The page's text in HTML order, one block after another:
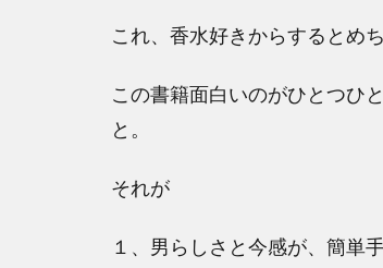
これ、香水好きからするとめ
この書籍面白いのがひとつひ
と。
それが
１、男らしさと今感が、簡単